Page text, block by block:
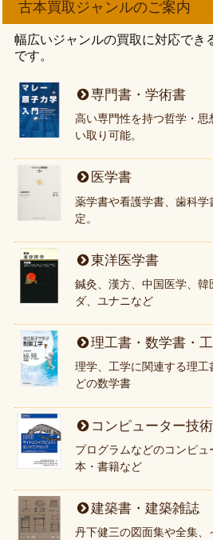
古本買取ジャンルのご案内
幅広いジャンルの買取に対応でき
です。
専門書・学術書
高い専門性を持つ哲学・
い取り可能。
医学書
薬学書や看護学書、歯科
定。
東洋医学書
鍼灸、漢方、中国医学、
ダ、ユナニなど
理工書・数学書・
理学、工学に関連する理
どの数学書
コンピューター技
プログラムなどのコンピ
本・書籍など
建築書・建築雑誌
丹下健三の図面集や全集